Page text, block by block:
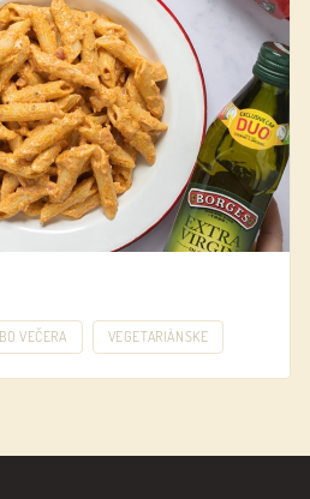
VEČERA VEGETARIÁNSKE